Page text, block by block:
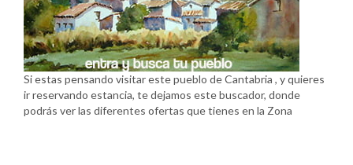
Si estas pensando visitar este pueblo de Cantabria , y quieres
ir reservando estancia, te dejamos este buscador, donde
podrás ver las diferentes ofertas que tienes en la Zona